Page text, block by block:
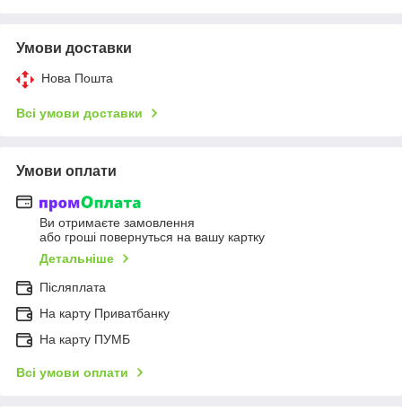
Умови доставки
Нова Пошта
Всі умови доставки
Умови оплати
Ви отримаєте замовлення
або гроші повернуться на вашу картку
Детальніше
Післяплата
На карту Приватбанку
На карту ПУМБ
Всі умови оплати